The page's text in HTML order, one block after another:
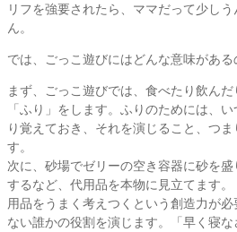
リフを強要されたら、ママだって少し
ん。
では、ごっこ遊びにはどんな意味がある
まず、ごっこ遊びでは、食べたり飲ん
「ふり」をします。ふりのためには、
り覚えておき、それを演じること、つ
す。
次に、砂場でゼリーの空き容器に砂を
するなど、代用品を本物に見立てます
用品をうまく考えつくという創造力が
ない誰かの役割を演じます。「早く寝